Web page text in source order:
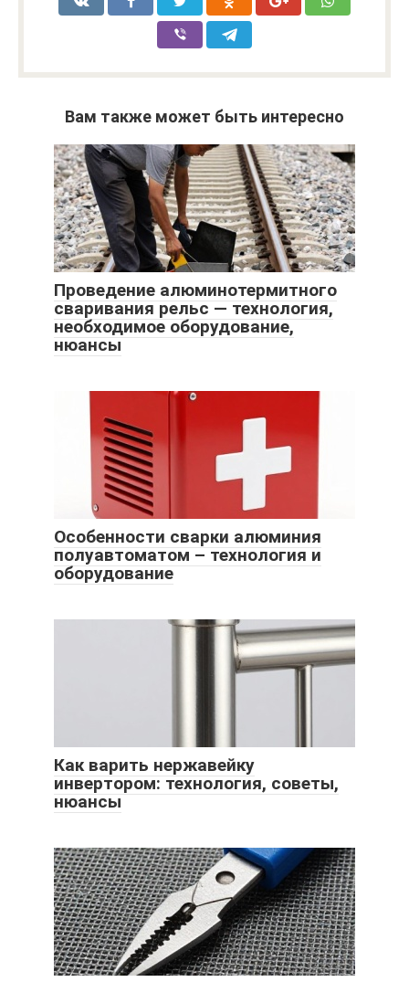
Вам также может быть интересно
Проведение алюминотермитного
сваривания рельс — технология,
необходимое оборудование,
нюансы
Особенности сварки алюминия
полуавтоматом – технология и
оборудование
Как варить нержавейку
инвертором: технология, советы,
нюансы